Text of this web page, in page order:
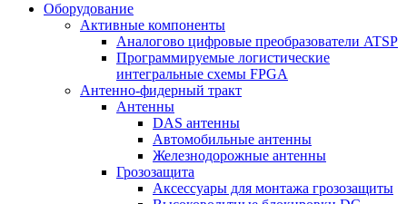
Оборудование
Активные компоненты
Аналогово цифровые преобразователи ATSP
Программируемые логистические
интегральные схемы FPGA
Антенно-фидерный тракт
Антенны
DAS антенны
Автомобильные антенны
Железнодорожные антенны
Грозозащита
Аксессуары для монтажа грозозащиты